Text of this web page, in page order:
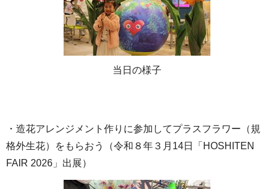
当日の様子
・造花アレンジメント作りに参加してプラスフラワー（規
格外生花）をもらおう（令和８年３月14日「HOSHITEN
FAIR 2026」出展）